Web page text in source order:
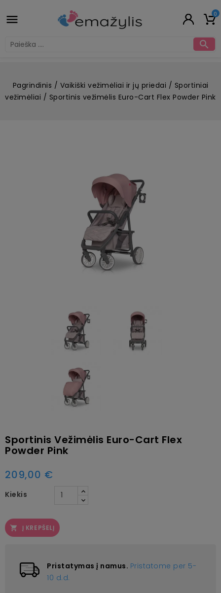
 0

Pagrindinis Vaikiški vežimėliai ir jų priedai
Sportiniai
vežimėliai
Sportinis vežimėlis Euro-Cart Flex Powder Pink
Sportinis Vežimėlis Euro-Cart Flex
Powder Pink
209,00 €
Kiekis
 Į KREPŠELĮ
Pristatymas į namus. Pristatome per 5-
10 d.d.